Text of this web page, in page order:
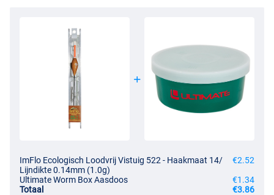
ImFlo Ecologisch Loodvrij Vistuig 522 - Haakmaat 14/
Lijndikte 0.14mm (1.0g)
€2.52
Ultimate Worm Box Aasdoos
€1.34
Totaal
€3.86